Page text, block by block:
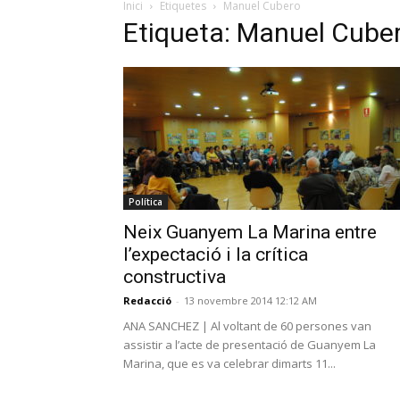
Inici Etiquetes Manuel Cubero
Etiqueta: Manuel
Política
Neix Guanyem La Marina entre
l’expectació i la crítica
constructiva
Redacció - 13 novembre 2014 12:12 AM
ANA SANCHEZ | Al voltant de 60 persones van
assistir a l’acte de presentació de Guanyem La
Marina, que es va celebrar dimarts 11...